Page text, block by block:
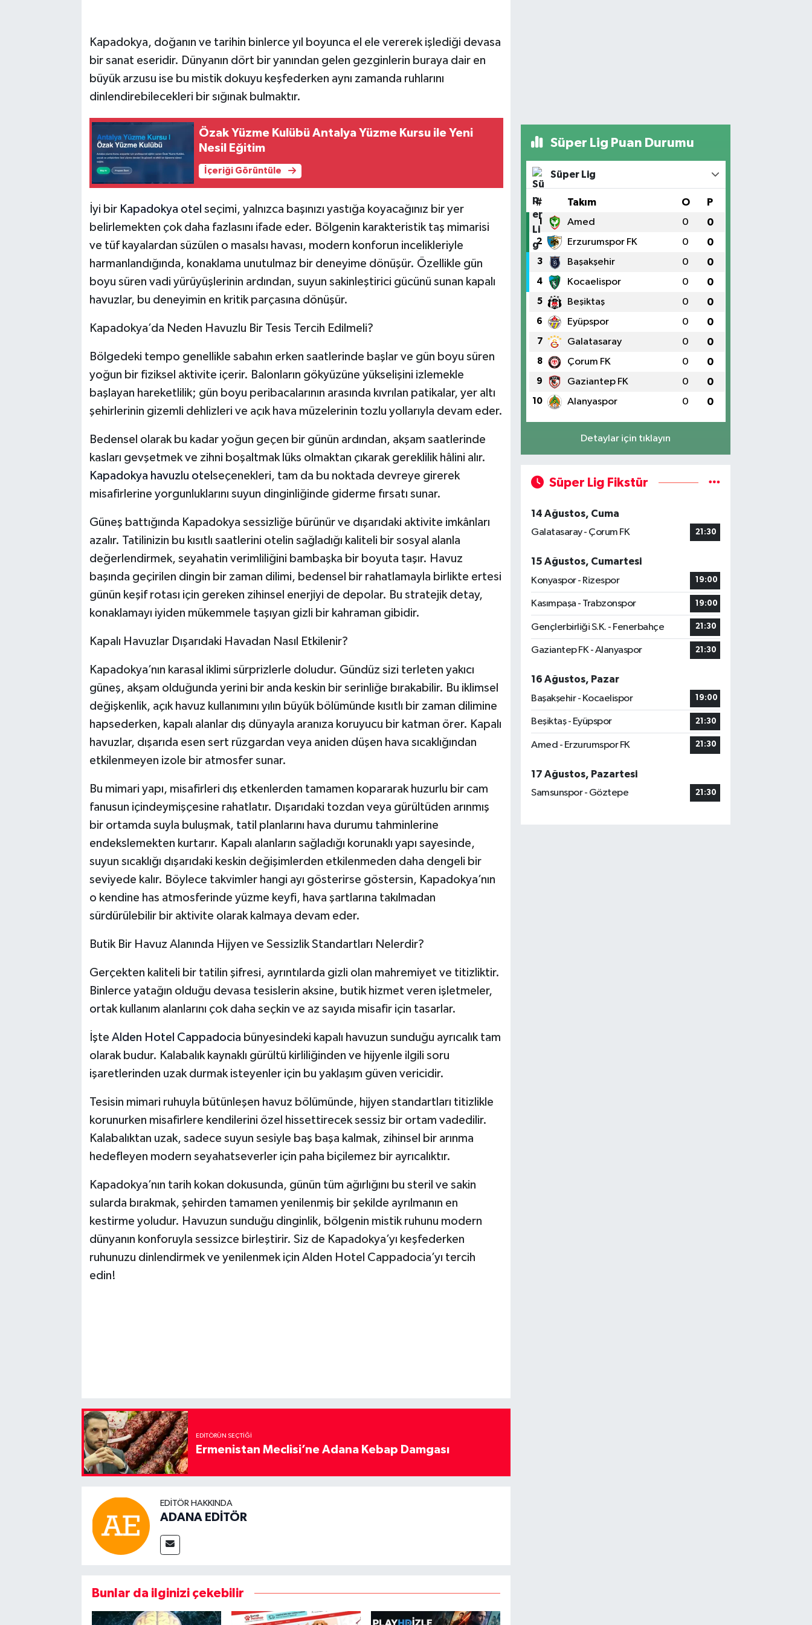
Kapadokya, doğanın ve tarihin binlerce yıl boyunca el ele vererek işlediği devasa
bir sanat eseridir. Dünyanın dört bir yanından gelen gezginlerin buraya dair en
büyük arzusu ise bu mistik dokuyu keşfederken aynı zamanda ruhlarını
dinlendirebilecekleri bir sığınak bulmaktır.
Özak Yüzme Kulübü Antalya Yüzme Kursu ile Yeni
Nesil Eğitim
İçeriği Görüntüle
İyi bir Kapadokya otel seçimi, yalnızca başınızı yastığa koyacağınız bir yer
belirlemekten çok daha fazlasını ifade eder. Bölgenin karakteristik taş mimarisi
ve tüf kayalardan süzülen o masalsı havası, modern konforun incelikleriyle
harmanlandığında, konaklama unutulmaz bir deneyime dönüşür. Özellikle gün
boyu süren vadi yürüyüşlerinin ardından, suyun sakinleştirici gücünü sunan kapalı
havuzlar, bu deneyimin en kritik parçasına dönüşür.
Kapadokya’da Neden Havuzlu Bir Tesis Tercih Edilmeli?
Bölgedeki tempo genellikle sabahın erken saatlerinde başlar ve gün boyu süren
yoğun bir fiziksel aktivite içerir. Balonların gökyüzüne yükselişini izlemekle
başlayan hareketlilik; gün boyu peribacalarının arasında kıvrılan patikalar, yer altı
şehirlerinin gizemli dehlizleri ve açık hava müzelerinin tozlu yollarıyla devam eder.
Bedensel olarak bu kadar yoğun geçen bir günün ardından, akşam saatlerinde
kasları gevşetmek ve zihni boşaltmak lüks olmaktan çıkarak gereklilik hâlini alır.
Kapadokya havuzlu otel seçenekleri, tam da bu noktada devreye girerek
misafirlerine yorgunluklarını suyun dinginliğinde giderme fırsatı sunar.
Güneş battığında Kapadokya sessizliğe bürünür ve dışarıdaki aktivite imkânları
azalır. Tatilinizin bu kısıtlı saatlerini otelin sağladığı kaliteli bir sosyal alanla
değerlendirmek, seyahatin verimliliğini bambaşka bir boyuta taşır. Havuz
başında geçirilen dingin bir zaman dilimi, bedensel bir rahatlamayla birlikte ertesi
günün keşif rotası için gereken zihinsel enerjiyi de depolar. Bu stratejik detay,
konaklamayı iyiden mükemmele taşıyan gizli bir kahraman gibidir.
Kapalı Havuzlar Dışarıdaki Havadan Nasıl Etkilenir?
Kapadokya’nın karasal iklimi sürprizlerle doludur. Gündüz sizi terleten yakıcı
güneş, akşam olduğunda yerini bir anda keskin bir serinliğe bırakabilir. Bu iklimsel
değişkenlik, açık havuz kullanımını yılın büyük bölümünde kısıtlı bir zaman dilimine
hapsederken, kapalı alanlar dış dünyayla aranıza koruyucu bir katman örer. Kapalı
havuzlar, dışarıda esen sert rüzgardan veya aniden düşen hava sıcaklığından
etkilenmeyen izole bir atmosfer sunar.
Bu mimari yapı, misafirleri dış etkenlerden tamamen kopararak huzurlu bir cam
fanusun içindeymişçesine rahatlatır. Dışarıdaki tozdan veya gürültüden arınmış
bir ortamda suyla buluşmak, tatil planlarını hava durumu tahminlerine
endekslemekten kurtarır. Kapalı alanların sağladığı korunaklı yapı sayesinde,
suyun sıcaklığı dışarıdaki keskin değişimlerden etkilenmeden daha dengeli bir
seviyede kalır. Böylece takvimler hangi ayı gösterirse göstersin, Kapadokya’nın
o kendine has atmosferinde yüzme keyfi, hava şartlarına takılmadan
sürdürülebilir bir aktivite olarak kalmaya devam eder.
Butik Bir Havuz Alanında Hijyen ve Sessizlik Standartları Nelerdir?
Gerçekten kaliteli bir tatilin şifresi, ayrıntılarda gizli olan mahremiyet ve titizliktir.
Binlerce yatağın olduğu devasa tesislerin aksine, butik hizmet veren işletmeler,
ortak kullanım alanlarını çok daha seçkin ve az sayıda misafir için tasarlar.
İşte Alden Hotel Cappadocia bünyesindeki kapalı havuzun sunduğu ayrıcalık tam
olarak budur. Kalabalık kaynaklı gürültü kirliliğinden ve hijyenle ilgili soru
işaretlerinden uzak durmak isteyenler için bu yaklaşım güven vericidir.
Tesisin mimari ruhuyla bütünleşen havuz bölümünde, hijyen standartları titizlikle
korunurken misafirlere kendilerini özel hissettirecek sessiz bir ortam vadedilir.
Kalabalıktan uzak, sadece suyun sesiyle baş başa kalmak, zihinsel bir arınma
hedefleyen modern seyahatseverler için paha biçilemez bir ayrıcalıktır.
Kapadokya’nın tarih kokan dokusunda, günün tüm ağırlığını bu steril ve sakin
sularda bırakmak, şehirden tamamen yenilenmiş bir şekilde ayrılmanın en
kestirme yoludur. Havuzun sunduğu dinginlik, bölgenin mistik ruhunu modern
dünyanın konforuyla sessizce birleştirir. Siz de Kapadokya’yı keşfederken
ruhunuzu dinlendirmek ve yenilenmek için Alden Hotel Cappadocia’yı tercih
edin!
EDITÖRÜN SEÇTIĞI
Ermenistan Meclisi’ne Adana Kebap Damgası
EDITÖR HAKKINDA
ADANA EDİTÖR
Bunlar da ilginizi çekebilir
Süper Lig Puan Durumu
Süper Lig
# Takım O P
1 Amed 0 0
2 Erzurumspor FK 0 0
3 Başakşehir 0 0
4 Kocaelispor 0 0
5 Beşiktaş 0 0
6 Eyüpspor 0 0
7 Galatasaray 0 0
8 Çorum FK 0 0
9 Gaziantep FK 0 0
10 Alanyaspor 0 0
Detaylar için tıklayın
Süper Lig Fikstür
14 Ağustos, Cuma
Galatasaray - Çorum FK
21:30
15 Ağustos, Cumartesi
Konyaspor - Rizespor
19:00
Kasımpaşa - Trabzonspor 19:00
Gençlerbirliği S.K. - Fenerbahçe 21:30
Gaziantep FK - Alanyaspor 21:30
16 Ağustos, Pazar
Başakşehir - Kocaelispor
19:00
Beşiktaş - Eyüpspor 21:30
Amed - Erzurumspor FK 21:30
17 Ağustos, Pazartesi
Samsunspor - Göztepe
21:30